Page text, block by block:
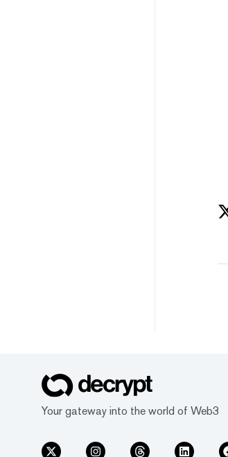
Your gateway into the world of Web3